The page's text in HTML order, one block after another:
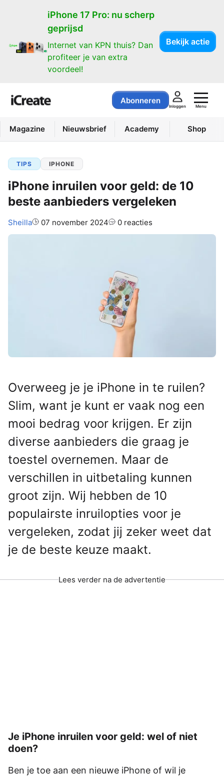
iPhone 17 Pro: nu scherp
geprijsd
Internet van KPN thuis? Dan
profiteer je van extra
voordeel!
Bekijk actie
Abonneren
Inloggen Menu
Magazine Nieuwsbrief Academy Shop
TIPS IPHONE
iPhone inruilen voor geld: de 10
beste aanbieders vergeleken
Auteur:
Sheilla 07 november 2024 0 reacties
Overweeg je je iPhone in te ruilen?
Slim, want je kunt er vaak nog een
mooi bedrag voor krijgen. Er zijn
diverse aanbieders die graag je
toestel overnemen. Maar de
verschillen in uitbetaling kunnen
groot zijn. Wij hebben de 10
populairste inruilopties voor je
vergeleken, zodat jij zeker weet dat
je de beste keuze maakt.
Lees verder na de advertentie
Je iPhone inruilen voor geld: wel of niet
doen?
Ben je toe aan een nieuwe iPhone of wil je